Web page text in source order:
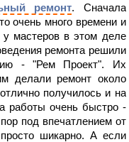
ремонт. Сначала
очень много времени и
мастеров в этом деле
ремонта решили
- "Рем Проект". Их
делали ремонт около
получилось и на
работы очень быстро -
под впечатлением от
шикарно. А если